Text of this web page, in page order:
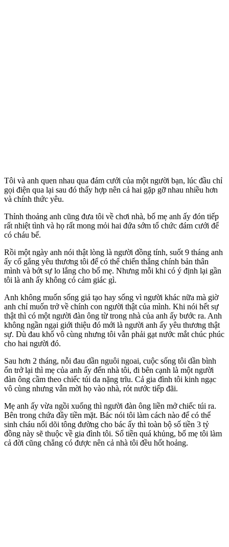
Tôi và anh quen nhau qua đám cưới của một người bạn, lúc đầu chỉ
gọi điện qua lại sau đó thấy hợp nên cả hai gặp gỡ nhau nhiều hơn
và chính thức yêu.
Thỉnh thoảng anh cũng đưa tôi về chơi nhà, bố mẹ anh ấy đón tiếp
rất nhiệt tình và họ rất mong mỏi hai đứa sớm tổ chức đám cưới để
có cháu bế.
Rồi một ngày anh nói thật lòng là người đồn‌g tín‌h, suốt 9 tháng anh
ấy cố gắng yêu thương tôi để có thể chiến thắng chính bản thân
mình và bớt sự lo lắng cho bố mẹ. Nhưng mỗi khi có ý định lại gần
tôi là anh ấy không có cảm giác gì.
Anh không muốn sống giả tạo hay sống vì người khác nữa mà giờ
anh chỉ muốn trở về chính con người thật của mình. Khi nói hết sự
thật thì có một người đàn ông từ trong nhà của anh ấy bước ra. Anh
không ngần ngại giới thiệu đó mới là người anh ấy yêu thương thật
sự. Dù đau khổ vô cùng nhưng tôi vẫn phải gạt nước mắt chúc phúc
cho hai người đó.
Sau hơn 2 tháng, nỗi đau dần nguôi ngoai, cuộc sống tôi dần bình
ổn trở lại thì mẹ của anh ấy đến nhà tôi, đi bên cạnh là một người
đàn ông cầm theo chiếc túi da nặng trĩu. Cả gia đình tôi kinh ngạc
vô cùng nhưng vẫn mời họ vào nhà, rót nước tiếp đãi.
Mẹ anh ấy vừa ngồi xuống thì người đàn ông liền mở chiếc túi ra.
Bên trong chứa đầy tiền mặt. Bác nói tôi làm cách nào để có thể
sinh cháu nối dõi tông đường cho bác ấy thì toàn bộ số tiền 3 tỷ
đồng này sẽ thuộc về gia đình tôi. Số tiền quá khủng, bố mẹ tôi làm
cả đời cũng chẳng có được nên cả nhà tôi đều hốt hoảng.